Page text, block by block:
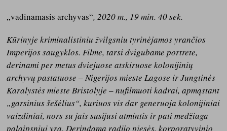
„vadinamasis archyvas“, 2020 m., 19 min. 40 sek.
Kūrinyje kriminalistiniu žvilgsniu tyrinėjamos yrančios
Imperijos saugyklos. Filme, tarsi dvigubame portrete,
derinami per metus dviejuose atskiruose kolonijinių
archyvų pastatuose – Nigerijos mieste Lagose ir Jungtinės
Karalystės mieste Bristolyje – nufilmuoti kadrai, apmąstant
„garsinius šešėlius“, kuriuos vis dar generuoja kolonijiniai
vaizdiniai, nors su jais susijusi atmintis ir pati medžiaga
palaipsniui yra. Derindama radijo pjesės, korporatyvinio